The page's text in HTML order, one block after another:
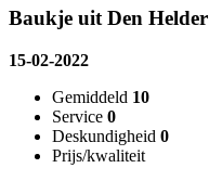
Baukje uit Den Helder
15-02-2022
Gemiddeld 10
Service 0
Deskundigheid 0
Prijs/kwaliteit